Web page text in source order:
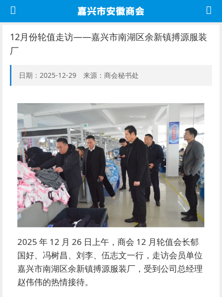
12月份轮值走访——嘉兴市南湖区余新镇搏源服装
厂
日期：2025-12-29 来源：商会秘书处
2025 年 12 月 26 日上午，商会 12 月轮值会长郁
国好、冯树昌、刘李、伍志文一行，走访会员单位
嘉兴市南湖区余新镇搏源服装厂，受到公司总经理
赵伟伟的热情接待。